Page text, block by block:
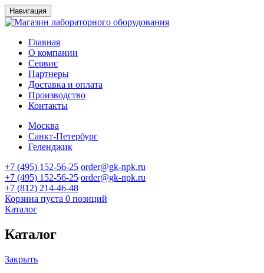
Навигация
Главная
О компании
Сервис
Партнеры
Доставка и оплата
Производство
Контакты
Москва
Санкт-Петербург
Геленджик
+7 (495) 152-56-25 order@gk-npk.ru
+7 (495) 152-56-25 order@gk-npk.ru
+7 (812) 214-46-48
Корзина пуста 0 позиций
Каталог
Каталог
Закрыть